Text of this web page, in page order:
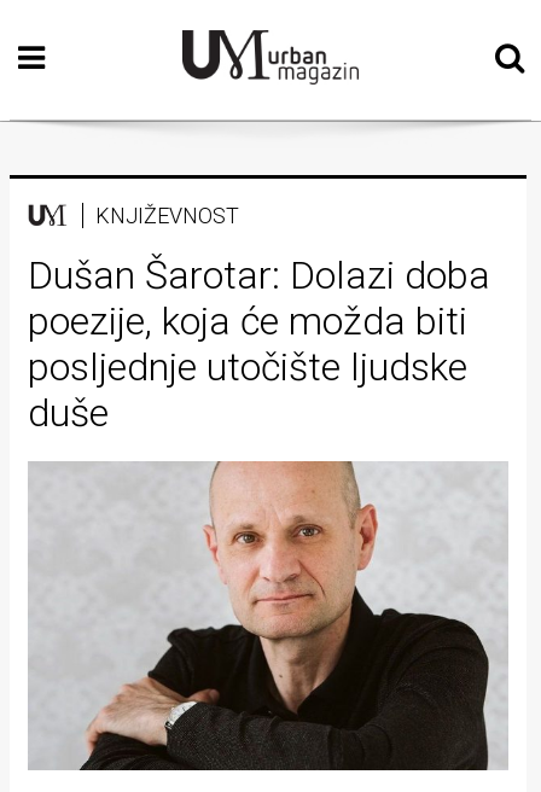
Početna
Vizualne
Teatar
Književnost
Muzika
Film
Intervju
Kolumne
Zdravlje
KNJIŽEVNOST
Dušan Šarotar: Dolazi doba
poezije, koja će možda biti
posljednje utočište ljudske
duše